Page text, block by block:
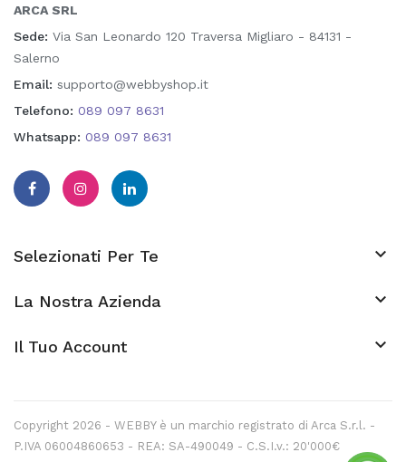
ARCA SRL
Sede: Via San Leonardo 120 Traversa Migliaro - 84131 -
Salerno
Email: supporto@webbyshop.it
Telefono: 089 097 8631
Whatsapp: 089 097 8631
Selezionati Per Te 
La Nostra Azienda 
Il Tuo Account keyboard_arrow_down
Copyright 2026 - WEBBY è un marchio registrato di Arca S.r.l. -
P.IVA 06004860653 - REA: SA-490049 - C.S.I.v.: 20'000€